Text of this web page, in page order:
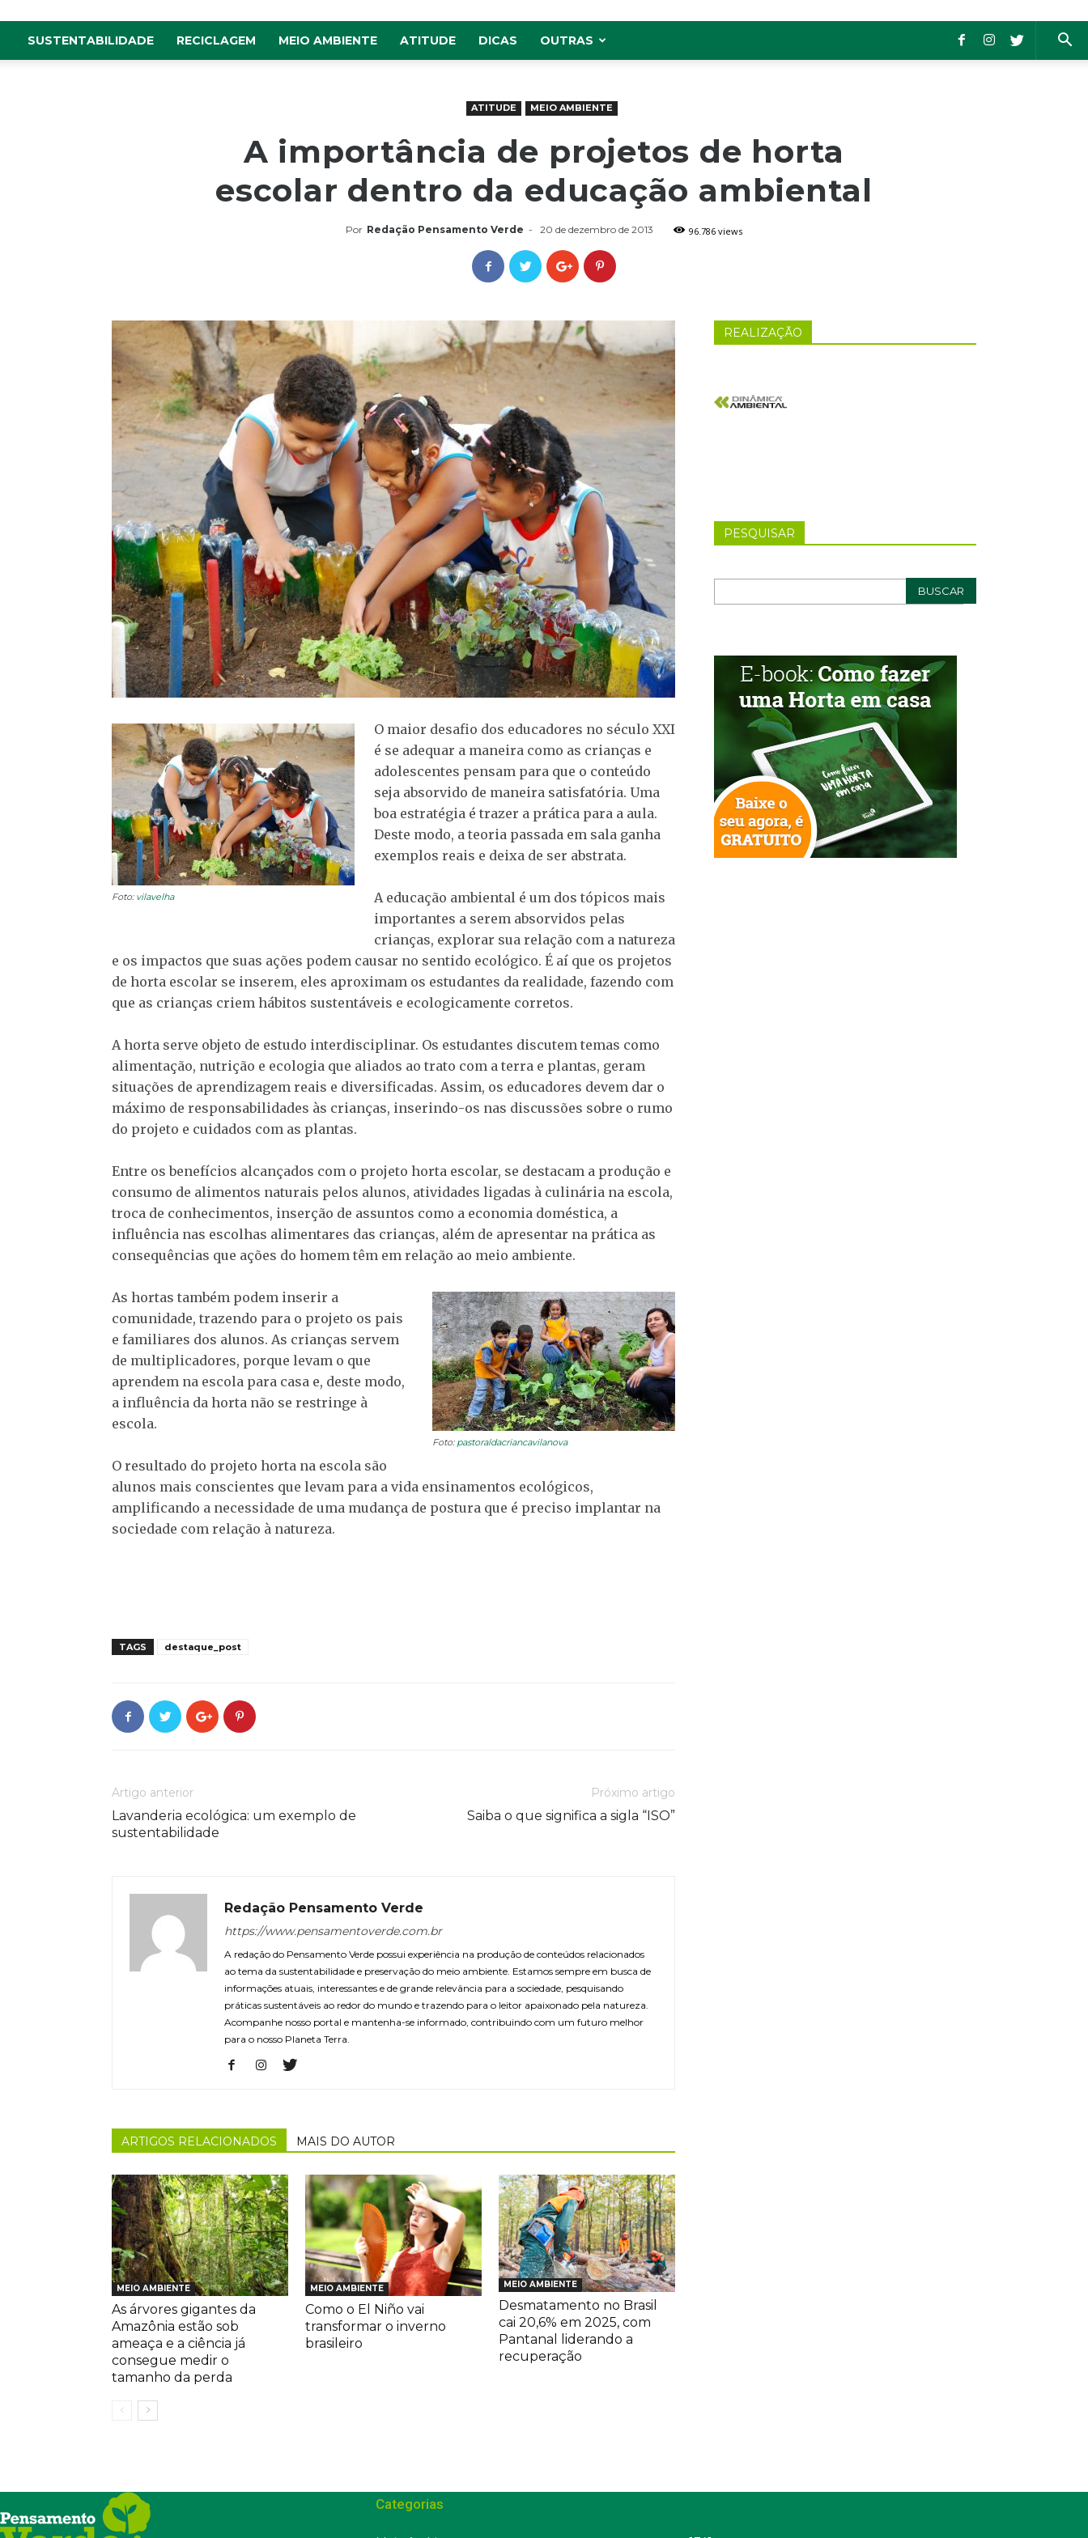
SUSTENTABILIDADE RECICLAGEM MEIO AMBIENTE ATITUDE DICAS OUTRAS
ATITUDE MEIO AMBIENTE
A importância de projetos de horta
escolar dentro da educação ambiental
Por Redação Pensamento Verde - 20 de dezembro de 2013 96.786 views
Foto: vilavelha
O maior desafio dos educadores no século XXI
é se adequar a maneira como as crianças e
adolescentes pensam para que o conteúdo
seja absorvido de maneira satisfatória. Uma
boa estratégia é trazer a prática para a aula.
Deste modo, a teoria passada em sala ganha
exemplos reais e deixa de ser abstrata.
A educação ambiental é um dos tópicos mais
importantes a serem absorvidos pelas
crianças, explorar sua relação com a natureza
e os impactos que suas ações podem causar no sentido ecológico. É aí que os projetos
de horta escolar se inserem, eles aproximam os estudantes da realidade, fazendo com
que as crianças criem hábitos sustentáveis e ecologicamente corretos.
A horta serve objeto de estudo interdisciplinar. Os estudantes discutem temas como
alimentação, nutrição e ecologia que aliados ao trato com a terra e plantas, geram
situações de aprendizagem reais e diversificadas. Assim, os educadores devem dar o
máximo de responsabilidades às crianças, inserindo-os nas discussões sobre o rumo
do projeto e cuidados com as plantas.
Entre os benefícios alcançados com o projeto horta escolar, se destacam a produção e
consumo de alimentos naturais pelos alunos, atividades ligadas à culinária na escola,
troca de conhecimentos, inserção de assuntos como a economia doméstica, a
influência nas escolhas alimentares das crianças, além de apresentar na prática as
consequências que ações do homem têm em relação ao meio ambiente.
Foto: pastoraldacriancavilanova
As hortas também podem inserir a
comunidade, trazendo para o projeto os pais
e familiares dos alunos. As crianças servem
de multiplicadores, porque levam o que
aprendem na escola para casa e, deste modo,
a influência da horta não se restringe à
escola.
O resultado do projeto horta na escola são
alunos mais conscientes que levam para a vida ensinamentos ecológicos,
amplificando a necessidade de uma mudança de postura que é preciso implantar na
sociedade com relação à natureza.
TAGS destaque_post
Artigo anterior
Lavanderia ecológica: um exemplo de
sustentabilidade
Próximo artigo
Saiba o que significa a sigla “ISO”
Redação Pensamento Verde
https://www.pensamentoverde.com.br
A redação do Pensamento Verde possui experiência na produção de conteúdos relacionados
ao tema da sustentabilidade e preservação do meio ambiente. Estamos sempre em busca de
informações atuais, interessantes e de grande relevância para a sociedade, pesquisando
práticas sustentáveis ao redor do mundo e trazendo para o leitor apaixonado pela natureza.
Acompanhe nosso portal e mantenha-se informado, contribuindo com um futuro melhor
para o nosso Planeta Terra.
ARTIGOS RELACIONADOS MAIS DO AUTOR
MEIO AMBIENTE
As árvores gigantes da
Amazônia estão sob
ameaça e a ciência já
consegue medir o
tamanho da perda
MEIO AMBIENTE
Como o El Niño vai
transformar o inverno
brasileiro
MEIO AMBIENTE
Desmatamento no Brasil
cai 20,6% em 2025, com
Pantanal liderando a
recuperação
REALIZAÇÃO
PESQUISAR
Categorias